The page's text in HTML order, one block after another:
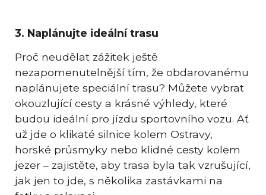
3. Naplánujte ideální trasu
Proč neudělat zážitek ještě
nezapomenutelnější tím, že obdarovanému
naplánujete speciální trasu? Můžete vybrat
okouzlující cesty a krásné výhledy, které
budou ideální pro jízdu sportovního vozu. Ať
už jde o klikaté silnice kolem Ostravy,
horské průsmyky nebo klidné cesty kolem
jezer – zajistěte, aby trasa byla tak vzrušující,
jak jen to jde, s několika zastávkami na